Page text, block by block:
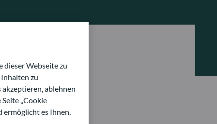
Kontakt
dieser Webseite zu
zu
ablehnen
„Cookie
es Ihnen,